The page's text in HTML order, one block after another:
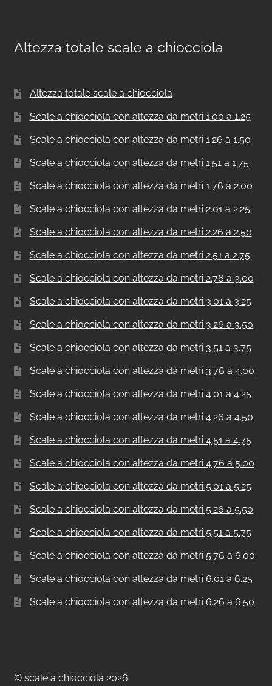
Altezza totale scale a chiocciola
Altezza totale scale a chiocciola
Scale a chiocciola con altezza da metri 1.00 a 1.25
Scale a chiocciola con altezza da metri 1.26 a 1.50
Scale a chiocciola con altezza da metri 1.51 a 1.75
Scale a chiocciola con altezza da metri 1.76 a 2.00
Scale a chiocciola con altezza da metri 2.01 a 2.25
Scale a chiocciola con altezza da metri 2.26 a 2.50
Scale a chiocciola con altezza da metri 2.51 a 2.75
Scale a chiocciola con altezza da metri 2.76 a 3.00
Scale a chiocciola con altezza da metri 3.01 a 3.25
Scale a chiocciola con altezza da metri 3.26 a 3.50
Scale a chiocciola con altezza da metri 3.51 a 3.75
Scale a chiocciola con altezza da metri 3.76 a 4.00
Scale a chiocciola con altezza da metri 4.01 a 4.25
Scale a chiocciola con altezza da metri 4.26 a 4.50
Scale a chiocciola con altezza da metri 4.51 a 4.75
Scale a chiocciola con altezza da metri 4.76 a 5.00
Scale a chiocciola con altezza da metri 5.01 a 5.25
Scale a chiocciola con altezza da metri 5.26 a 5.50
Scale a chiocciola con altezza da metri 5.51 a 5.75
Scale a chiocciola con altezza da metri 5.76 a 6.00
Scale a chiocciola con altezza da metri 6.01 a 6.25
Scale a chiocciola con altezza da metri 6.26 a 6.50
© scale a chiocciola 2026